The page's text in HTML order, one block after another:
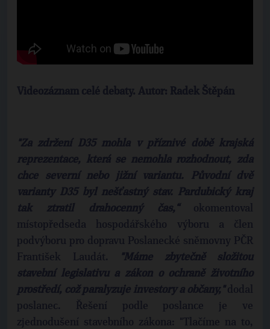
Videozáznam celé debaty. Autor: Radek Štěpán
"Za zdržení D35 mohla v příznivé době krajská
reprezentace, která se nemohla rozhodnout, zda
chce severní nebo jižní variantu. Původní dvě
varianty D35 byl nešťastný stav. Pardubický kraj
tak ztratil drahocenný čas,“okomentoval
místopředseda hospodářského výboru a člen
podvýboru pro dopravu Poslanecké sněmovny PČR
František Laudát. "Máme zbytečně složitou
stavební legislativu a zákon o ochraně životního
prostředí, což paralyzuje investory a občany,"dodal
poslanec. Řešení podle poslance je ve
zjednodušení stavebního zákona: "Tlačíme na to,